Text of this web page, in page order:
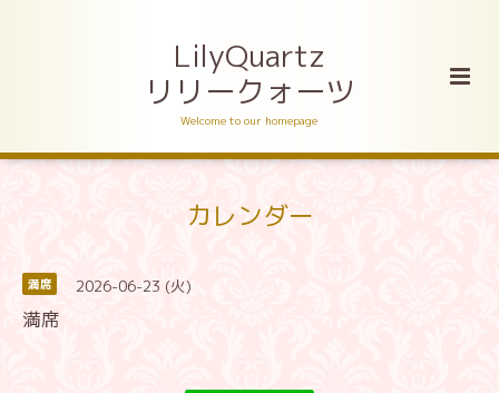
LilyQuartz
リリークォーツ
Welcome to our homepage
カレンダー
満席 2026-06-23 (火)
満席